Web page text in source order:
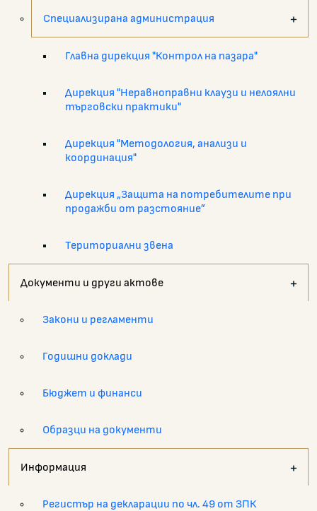
Специализирана администрация
Главна дирекция "Контрол на пазара"
Дирекция "Неравноправни клаузи и нелоялни
търговски практики"
Дирекция "Методология, анализи и
координация"
Дирекция „Защита на потребителите при
продажби от разстояние”
Териториални звена
Документи и други актове
Закони и регламенти
Годишни доклади
Бюджет и финанси
Образци на документи
Информация
Регистър на декларации по чл. 49 от ЗПК